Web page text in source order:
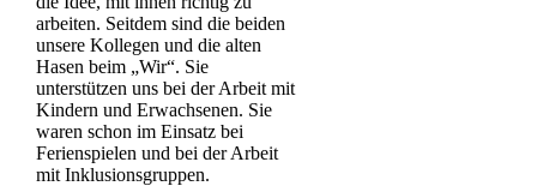
arbeiten. Seitdem sind die beiden
unsere Kollegen und die alten
Hasen beim „Wir“. Sie
unterstützen uns bei der Arbeit mit
Kindern und Erwachsenen. Sie
waren schon im Einsatz bei
Ferienspielen und bei der Arbeit
mit Inklusionsgruppen.